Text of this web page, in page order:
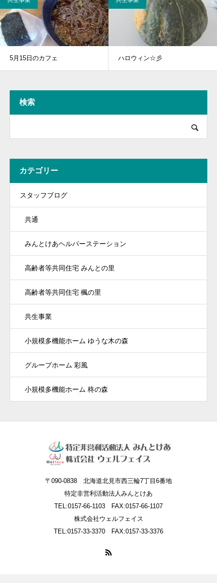
5月15日のカフェ ハロウィン☆彡
検索
カテゴリー
スタッフブログ
共通
みんとけあヘルパーステーション
高齢者等共同住宅 みんとの里
高齢者等共同住宅 楓の里
共生事業
小規模多機能ホーム ゆうな木の森
グループホーム 彩風
小規模多機能ホーム 柊の森
〒090-0838 北海道北見市西三輪7丁目6番地
特定非営利活動法人みんとけあ
TEL:0157-66-1103 FAX:0157-66-1107
株式会社ウェルフェイス
TEL:0157-33-3370 FAX:0157-33-3376